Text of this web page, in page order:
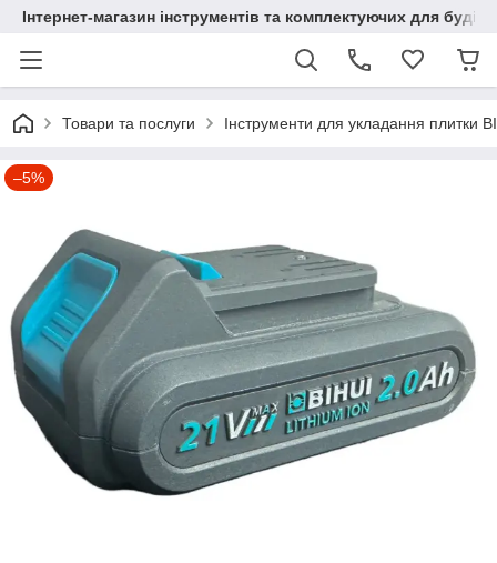
Інтернет-магазин інструментів та комплектуючих для
Товари та послуги Інструменти для укладання плитки
–5%